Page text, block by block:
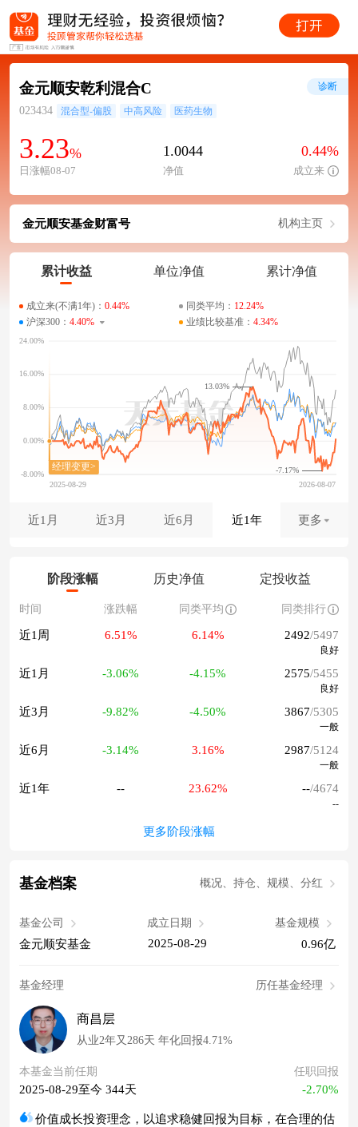
金元顺安乾利混合C
023434 混合型-偏股 中高风险 医药生物
3.23%
日涨幅08-07
1.0044
净值
0.44%
成立来
诊断
金元顺安基金财富号 机构主页
累计收益 单位净值 累计净值
成立来(不满1年)： 0.44% 同类平均： 12.24%
沪深300： 4.40% 业绩比较基准： 4.34%
-7.17%
13.03%
近1月 近3月 近6月 近1年 更多
阶段涨幅 历史净值 定投收益
时间 涨跌幅 同类平均 同类排行
近1周 6.51% 6.14% 2492/5497
良好
近1月 -3.06% -4.15% 2575/5455
良好
近3月 -9.82% -4.50% 3867/5305
一般
近6月 -3.14% 3.16% 2987/5124
一般
近1年 -- 23.62% --/4674
--
更多阶段涨幅
基金档案 概况、持仓、规模、分红
基金公司
金元顺安基金
成立日期
2025-08-29
基金规模
0.96亿
基金经理 历任基金经理
商昌层
从业2年又286天 年化回报4.71%
本基金当前任期
2025-08-29至今 344天
任职回报
-2.70%
价值成长投资理念，以追求稳健回报为目标，在合理的估